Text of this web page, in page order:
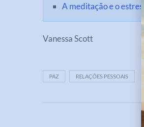
A meditação e o
Vanessa Scott
PAZ RELAÇÕES PESSOAIS